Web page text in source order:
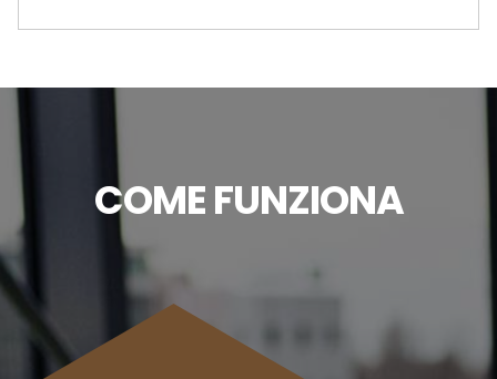
COME FUNZIONA